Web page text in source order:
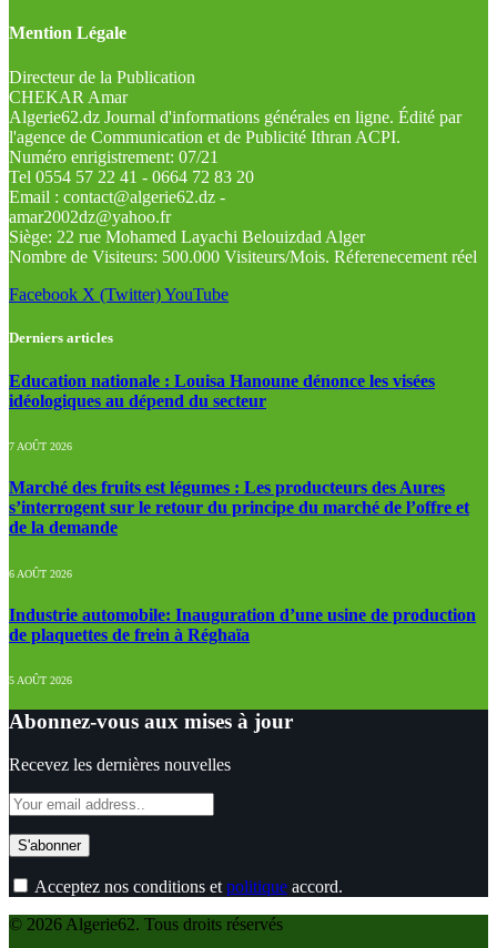
Mention Légale
Directeur de la Publication
CHEKAR Amar
Algerie62.dz Journal d'informations générales en ligne. Édité par
l'agence de Communication et de Publicité Ithran ACPI.
Numéro enrigistrement: 07/21
Tel 0554 57 22 41 - 0664 72 83 20
Email : contact@algerie62.dz -
amar2002dz@yahoo.fr
Siège: 22 rue Mohamed Layachi Belouizdad Alger
Nombre de Visiteurs: 500.000 Visiteurs/Mois. Réferenecement réel
Facebook X (Twitter)YouTube
Derniers articles
Education nationale : Louisa Hanoune dénonce les visées
idéologiques au dépend du secteur
7 AOÛT 2026
Marché des fruits est légumes : Les producteurs des Aures
s’interrogent sur le retour du principe du marché de l’offre et
de la demande
6 AOÛT 2026
Industrie automobile: Inauguration d’une usine de production
de plaquettes de frein à Réghaïa
5 AOÛT 2026
Abonnez-vous aux mises à jour
Recevez les dernières nouvelles
Acceptez nos conditions et politique accord.
© 2026 Algerie62. Tous droits réservés